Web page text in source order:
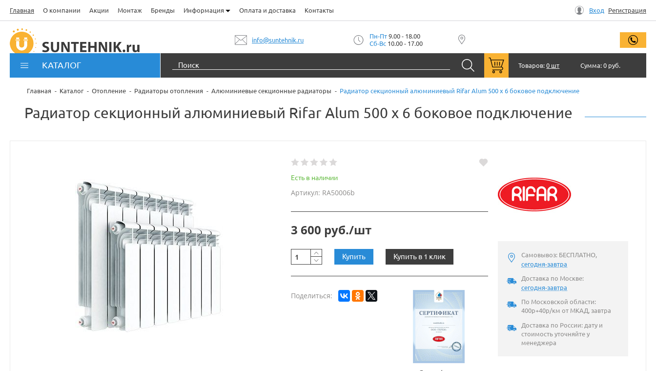
Главная О компании Акции Монтаж Бренды Информация Оплата и доставка Контакты Вход Регистрация
info@suntehnik.ru Пн-Пт9.00 - 18.00
Сб-Вс10.00 - 17.00
КАТАЛОГ Товаров:0 шт Сумма:0 руб.
Главная Каталог Отопление Радиаторы отопления Алюминиевые секционные радиаторы Радиатор секционный алюминиевый Rifar Alum 500 x 6 боковое подключение
Радиатор секционный алюминиевый Rifar Alum 500 x 6 боковое подключение
Есть в наличии
Артикул: RA50006b
3 600 руб./шт
Купить Купить в 1 клик
Поделиться:
Самовывоз: БЕСПЛАТНО,
сегодня-завтра
Доставка по Москве:
сегодня-завтра
По Московской области:
400р+40р/км от МКАД, завтра
Доставка по России: дату и
стоимость уточняйте у
менеджера